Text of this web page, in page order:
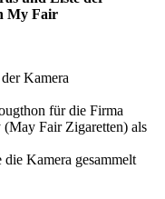
My Fair
Kamera
für die Firma
Fair Zigaretten) als
Kamera gesammelt